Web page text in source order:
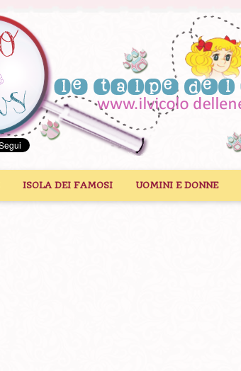
ISOLA DEI FAMOSI UOMINI E DONNE